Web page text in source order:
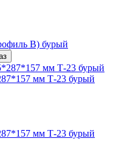
B) бурый
мм Т-23 бурый
мм Т-23 бурый